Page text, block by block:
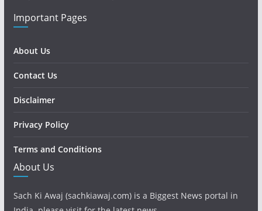
Important Pages
About Us
Contact Us
Disclaimer
Privacy Policy
Terms and Conditions
About Us
Sach Ki Awaj (sachkiawaj.com) is a Biggest News portal in